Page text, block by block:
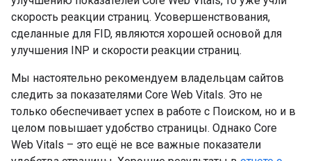
скорость реакции страниц. Усовершенствования,
сделанные для FID, являются хорошей основой для
улучшения INP и скорости реакции страниц.
Мы настоятельно рекомендуем владельцам сайтов
следить за показателями Core Web Vitals. Это не
только обеспечивает успех в работе с Поиском, но и в
целом повышает удобство страницы. Однако Core
Web Vitals – это ещё не все важные показатели